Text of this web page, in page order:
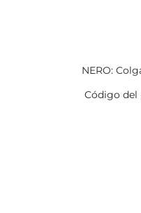
NERO:
Código del